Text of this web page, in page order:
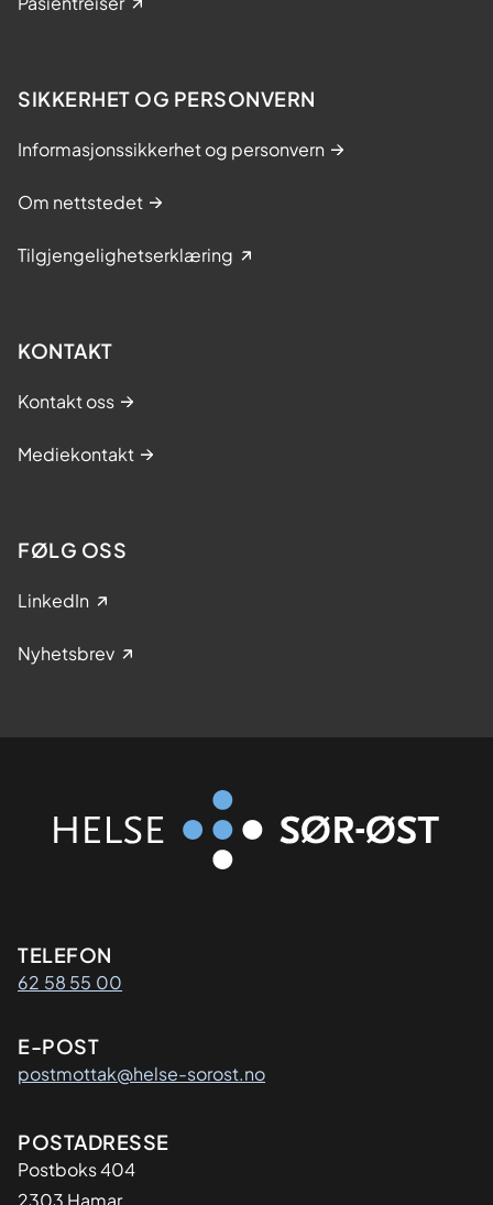
SIKKERHET OG PERSONVERN
Informasjonssikkerhet og personvern
Om nettstedet
Tilgjengelighetserklæring
KONTAKT
Kontakt oss
Mediekontakt
FØLG OSS
LinkedIn
Nyhetsbrev
Kontaktinformasjon
TELEFON
62 58 55 00
E-POST
postmottak@helse-sorost.no
Adresse
POSTADRESSE
Postboks 404
2303 Hamar